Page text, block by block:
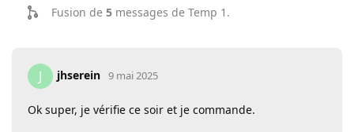
Fusion de 5 messages de Temp 1 .
J jhserein 9 mai 2025
Ok super, je vérifie ce soir et je commande.